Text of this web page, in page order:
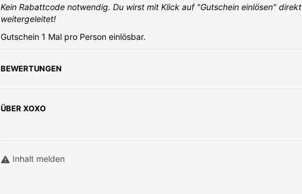
Kein Rabattcode notwendig. Du wirst mit Klick auf "Gutschein einlösen" direkt
weitergeleitet!
Gutschein 1 Mal pro Person einlösbar.
BEWERTUNGEN
ÜBER XOXO
Inhalt melden